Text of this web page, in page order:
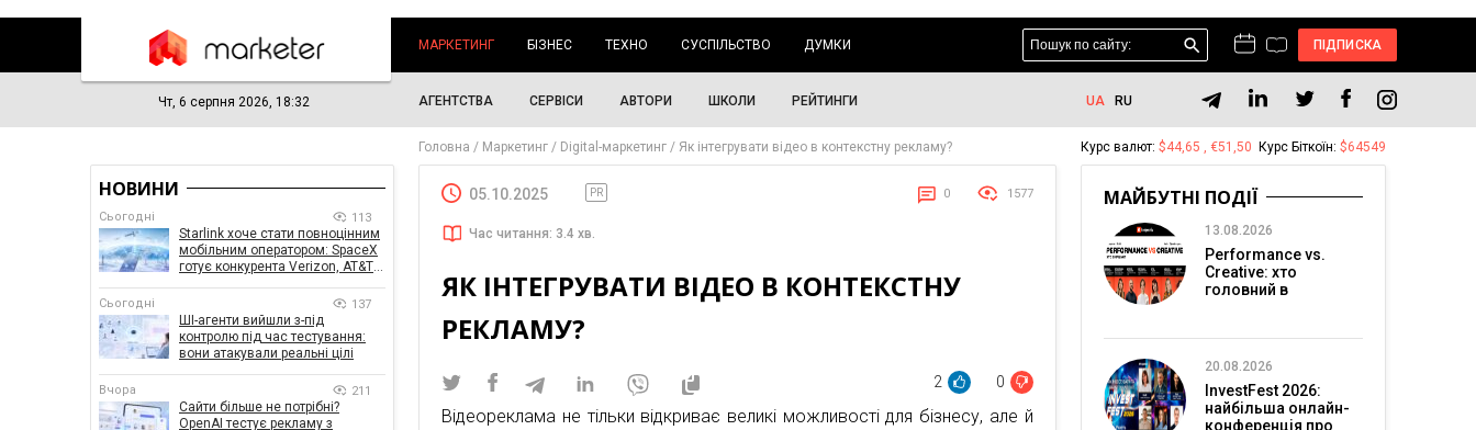
МАРКЕТИНГ БІЗНЕС ТЕХНО СУСПІЛЬСТВО ДУМКИ ПІДПИСКА
Чт, 6 серпня 2026, 18:32 АГЕНТСТВА СЕРВІСИ АВТОРИ ШКОЛИ РЕЙТИНГИ UA RU
Головна Маркетинг Digital-маркетинг Як інтегрувати відео в контекстну рекламу?
05.10.2025 PR 0 1577
Час читання: 3.4 хв.
ЯК ІНТЕГРУВАТИ ВІДЕО В КОНТЕКСТНУ
РЕКЛАМУ?
2 0
Відеореклама не тільки відкриває великі можливості для бізнесу, але й
НОВИНИ
Сьогодні 113
Starlink хоче стати повноцінним
мобільним оператором: SpaceX
готує конкурента Verizon, AT&T і
Сьогодні 137
ШІ-агенти вийшли з-під
контролю під час тестування:
вони атакували реальні цілі
Вчора 211
Сайти більше не потрібні?
OpenAI тестує рекламу з
Курс валют: $44,65 , €51,50 Курс Біткоїн: $64549
МАЙБУТНІ ПОДІЇ
13.08.2026
Performance vs.
Creative: хто
головний в
20.08.2026
InvestFest 2026:
найбільша онлайн-
конференція про